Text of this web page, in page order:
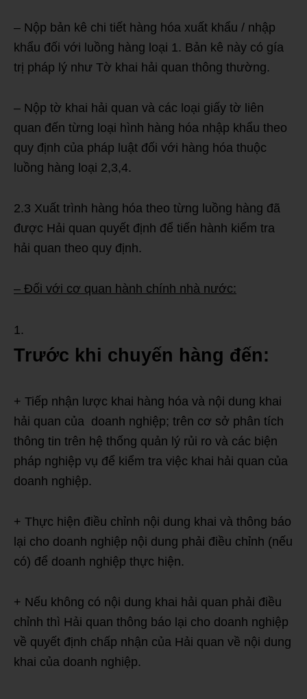
– Nộp bản kê chi tiết hàng hóa xuất khẩu / nhập
khẩu đối với luồng hàng loại 1. Bản kê này có gía
trị pháp lý như Tờ khai hải quan thông thường.
– Nộp tờ khai hải quan và các loại giấy tờ liên
quan đến từng loại hình hàng hóa nhập khẩu theo
quy định của pháp luật đối với hàng hóa thuộc
luồng hàng loại 2,3,4.
2.3 Xuất trình hàng hóa theo từng luồng hàng đã
được Hải quan quyết định để tiến hành kiểm tra
hải quan theo quy định.
– Đối với cơ quan hành chính nhà nước:
Trước khi chuyến hàng đến:
+ Tiếp nhận lược khai hàng hóa và nội dung khai
hải quan của doanh nghiệp; trên cơ sở phân tích
thông tin trên hệ thống quản lý rủi ro và các biện
pháp nghiệp vụ để kiểm tra việc khai hải quan của
doanh nghiệp.
+ Thực hiện điều chỉnh nội dung khai và thông báo
lại cho doanh nghiệp nội dung phải điều chỉnh (nếu
có) để doanh nghiệp thực hiện.
+ Nếu không có nội dung khai hải quan phải điều
chỉnh thì Hải quan thông báo lại cho doanh nghiệp
về quyết định chấp nhận của Hải quan về nội dung
khai của doanh nghiệp.